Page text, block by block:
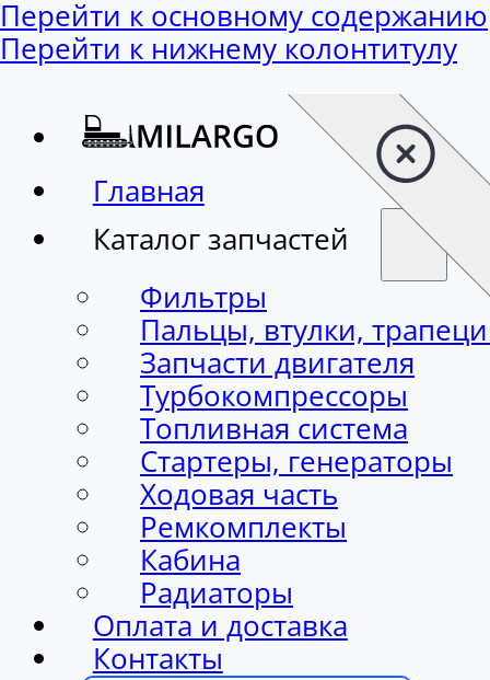
Перейти к основному содержанию
Перейти к нижнему колонтитулу
Главная
Каталог запчастей
Фильтры
Пальцы, втулки,
Запчасти двигателя
Турбокомпрессоры
Топливная система
Стартеры, генераторы
Ходовая часть
Ремкомплекты
Кабина
Радиаторы
Оплата и доставка
Контакты